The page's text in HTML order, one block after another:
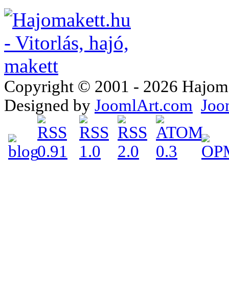
Copyright © 2001 - 2026
Designed by JoomlArt.com